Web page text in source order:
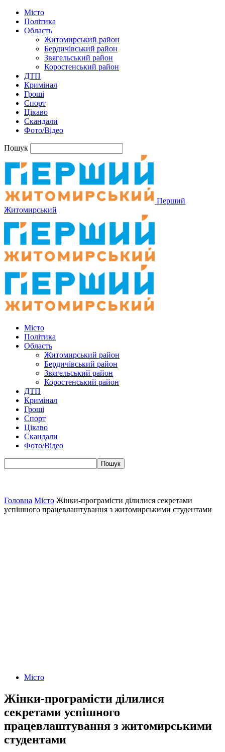
Місто
Політика
Область
Житомирський район
Бердичівський район
Звягельський район
Коростенський район
ДТП
Кримінал
Гроші
Спорт
Цікаво
Скандали
Фото/Відео
Пошук
Перший
Житомирський
Місто
Політика
Область
Житомирський район
Бердичівський район
Звягельський район
Коростенський район
ДТП
Кримінал
Гроші
Спорт
Цікаво
Скандали
Фото/Відео
Головна Місто Жінки-програмісти ділилися секретами
успішного працевлаштування з житомирськими студентами
Місто
Жінки-програмісти ділилися
секретами успішного
працевлаштування з житомирськими
студентами